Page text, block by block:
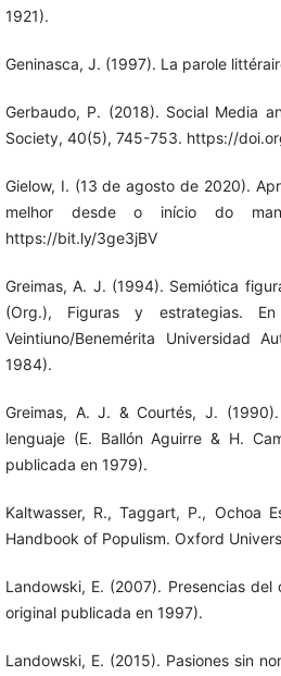
1921).
Geninasca, J. (1997). La parole
Gerbaudo, P. (2018). Social Media
Society, 40(5), 745-753. https://
Gielow, I. (13 de agosto de 2020).
melhor desde o início do
https://bit.ly/3ge3jBV
Greimas, A. J. (1994). Semiótica
(Org.), Figuras y estrategias.
Veintiuno/Benemérita Universidad
1984).
Greimas, A. J. & Courtés, J.
lenguaje (E. Ballón Aguirre & H.
publicada en 1979).
Kaltwasser, R., Taggart, P., Ochoa
Handbook of Populism. Oxford
Landowski, E. (2007). Presencias
original publicada en 1997).
Landowski, E. (2015). Pasiones sin